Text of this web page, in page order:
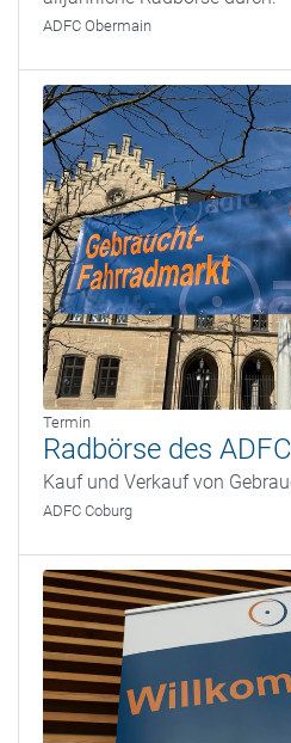
ADFC Obermain
Termin
Radbörse des
Kauf und Verkauf von
ADFC Coburg